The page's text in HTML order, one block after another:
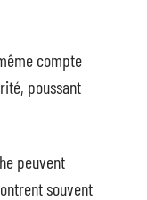
compte
poussant
peuvent
souvent